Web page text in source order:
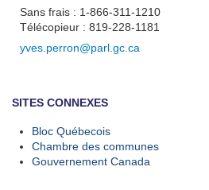
SITES CONNEXES
Bloc Québecois
Chambre des communes
Gouvernement Canada
Sans frais : 1-866-311-1210
Télécopieur : 819-228-1181
yves.perron@parl.gc.ca